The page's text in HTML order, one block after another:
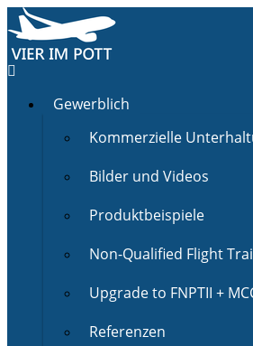
Gewerblich
Kommerzielle
Bilder und Videos
Produktbeispiele
Non-Qualified Flight
Upgrade to FNPTII +
Referenzen